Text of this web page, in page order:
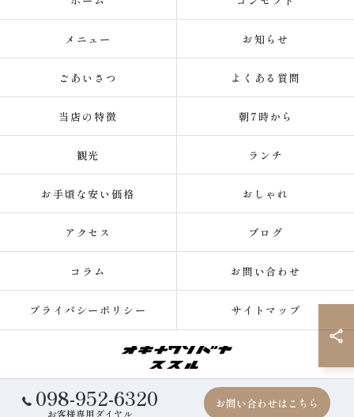
098-952-6320
お客様専用ダイヤル
お問い合わせはこちら
メニュー お知らせ
ごあいさつ よくある質問
当店の特徴 朝7時から
観光 ランチ
お手頃な安い価格 おしゃれ
アクセス ブログ
コラム お問い合わせ
プライバシーポリシー サイトマップ
© 2026 沖縄県那覇の沖縄そばならオキナワソバヤ ススル ALL RIGHTS
RESERVED.